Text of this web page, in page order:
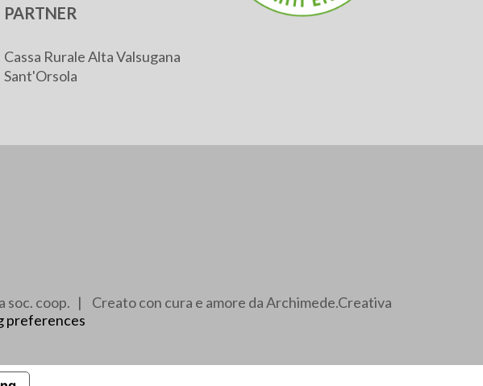
PARTNER
Cassa Rurale Alta Valsugana
Sant'Orsola
coop. | Creato con cura e amore da Archimede.Creativa
preferences